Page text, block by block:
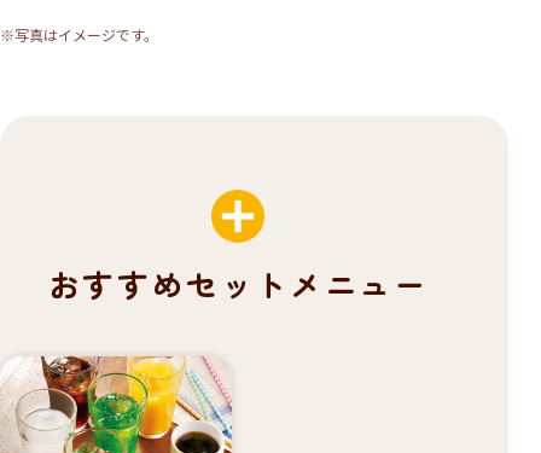
※写真はイメージです。
おすすめセットメニュー